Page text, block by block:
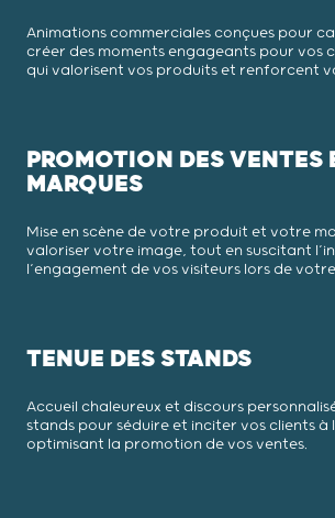
Animations commerciales conçues pour
créer des moments engageants pour vos
qui valorisent vos produits et renforcent
PROMOTION DES VENTES
MARQUES
Mise en scène de votre produit et votre
valoriser votre image, tout en suscitant
l’engagement de vos visiteurs lors de
TENUE DES STANDS
Accueil chaleureux et discours
stands pour séduire et inciter vos clients
optimisant la promotion de vos ventes.